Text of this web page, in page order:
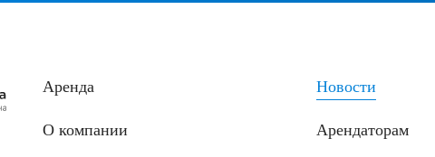
Аренда Новости
О компании Арендаторам